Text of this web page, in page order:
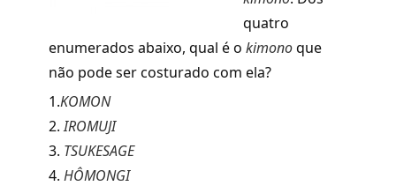
quatro
enumerados abaixo, qual é o kimonoque
não pode ser costurado com ela?
1.KOMON
2.IROMUJI
3. TSUKESAGE
4. HÔMONGI